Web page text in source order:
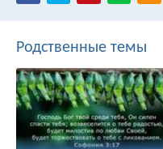
Родственные темы